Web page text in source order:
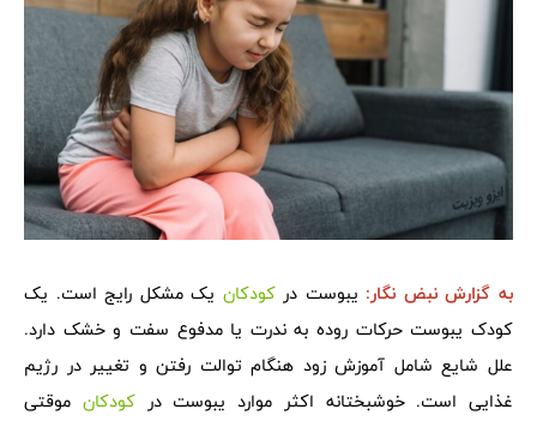
به گزارشنبض نگار: یبوست درکودکان یک مشکل رایج است. یک
کودک یبوست حرکات روده به ندرت یا مدفوع سفت و خشک دارد.
علل شایع شامل آموزش زود هنگام توالت رفتن و تغییر در رژیم
غذایی است. خوشبختانه اکثر موارد یبوست درکودکان موقتی